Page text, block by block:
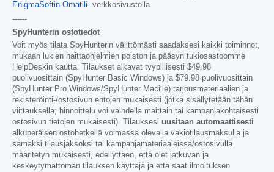
EnigmaSoftin Omatili- verkkosivustolla.
------
SpyHunterin ostotiedot
Voit myös tilata SpyHunterin välittömästi saadaksesi kaikki toiminnot,
mukaan lukien haittaohjelmien poiston ja pääsyn tukiosastoomme
HelpDeskin kautta. Tilaukset alkavat tyypillisesti $49.98
puolivuosittain (SpyHunter Basic Windows) ja $79.98 puolivuosittain
(SpyHunter Pro Windows/SpyHunter Macille) tarjousmateriaalien ja
rekisteröinti-/ostosivun ehtojen mukaisesti (jotka sisällytetään tähän
viittauksella; hinnoittelu voi vaihdella maittain tai kampanjakohtaisesti
ostosivun tietojen mukaisesti). Tilauksesi uusitaan automaattisesti
alkuperäisen ostohetkellä voimassa olevalla vakiotilausmaksulla ja
samaksi tilausjaksoksi tai kampanjamateriaaleissa/ostosivulla
määritetyn mukaisesti, edellyttäen, että olet jatkuvan ja
keskeytymättömän tilauksen käyttäjä ja että saat ilmoituksen